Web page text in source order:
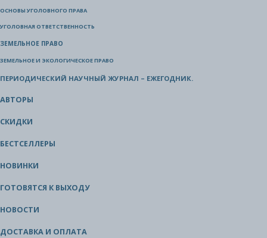
ОСНОВЫ УГОЛОВНОГО ПРАВА
УГОЛОВНАЯ ОТВЕТСТВЕННОСТЬ
ЗЕМЕЛЬНОЕ ПРАВО
ЗЕМЕЛЬНОЕ И ЭКОЛОГИЧЕСКОЕ ПРАВО
ПЕРИОДИЧЕСКИЙ НАУЧНЫЙ ЖУРНАЛ – ЕЖЕГОДНИК.
АВТОРЫ
СКИДКИ
БЕСТСЕЛЛЕРЫ
НОВИНКИ
ГОТОВЯТСЯ К ВЫХОДУ
НОВОСТИ
ДОСТАВКА И ОПЛАТА